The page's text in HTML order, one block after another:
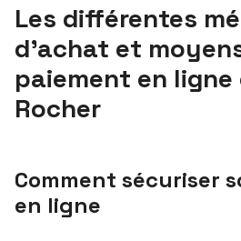
Les différentes
d’achat et
paiement en ligne
Rocher
Comment sécuriser
en ligne